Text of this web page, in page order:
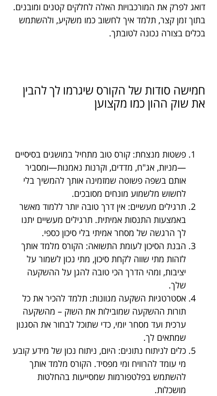
דואג לפרק את המורכבויות האלה לחלקים קטנים ומובנים.
בתוך זמן קצר, תלמד איך לחשוב כמו משקיע, ולהשתמש
בכלים בצורה נכונה לטובתך.
חמישה סודות של הקורס שיגרמו לך להבין
את שוק ההון כמו מקצוען
פשטות מנצחת: קורס טוב מתחיל במושגים בסיסיים
—מניות, אג"ח, מדדים, וקרנות נאמנות—ומסביר
אותם בשפה פשוטה שמזמינה אותך להמשיך בלי
לחשוש מלשמוע מונחים מסובכים.
תרגילים מעשיים: אין דרך טובה יותר ללמוד מאשר
באמצעות התנסות אמיתית. תרגילים מעשיים יתנו
לך הרגשה של מסחר אמיתי בלי סיכון כספי.
הבנת הסיכון לעומת התשואה: הקורס מלמד אותך
לזהות מתי שווה לקחת סיכון, מתי נכון לשמור על
יציבות, ומהי הדרך הכי טובה להגן על ההשקעה
שלך.
אסטרטגיות השקעה מגוונות: תלמד להכיר את כל
תורות ההשקעה שמובילות את השוק – מהשקעה
ערכית ועד מסחר יומי, כדי שתוכל לבחור את הסגנון
שמתאים לך.
כלים לניתוח נתונים: היום, ניתוח נכון של מידע קובע
מי עומד להרוויח ומי מפסיד. הקורס מלמד אותך
להשתמש בפלטפורמות שמסייעות בהחלטות
מושכלות.